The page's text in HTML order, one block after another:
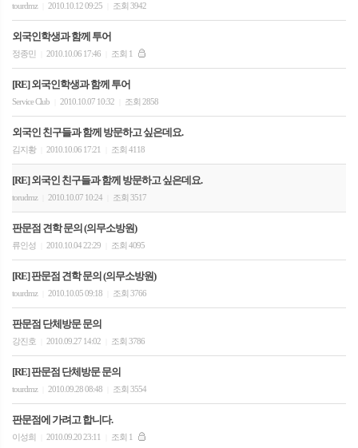
tourdmz 2010.10.12 09:25 조회 3942
외국인학생과 함께 투어
정종민 2010.10.06 17:46 조회 1
[RE] 외국인학생과 함께 투어
Service Club 2010.10.07 10:32 조회 2858
외국인 친구들과 함께 방문하고 싶은데요.
김지황 2010.10.06 17:21 조회 4118
[RE] 외국인 친구들과 함께 방문하고 싶은데요.
torudmz 2010.10.07 10:24 조회 3517
판문점 견학 문의 (의무소방원)
류인성 2010.10.04 22:29 조회 4095
[RE] 판문점 견학 문의 (의무소방원)
tourdmz 2010.10.05 09:18 조회 3766
판문점 단체방문 문의
강진호 2010.09.27 14:02 조회 3786
[RE] 판문점 단체방문 문의
tourdmz 2010.09.28 08:48 조회 3554
판문점에 가려고 합니다.
이성희 2010.09.20 23:11 조회 1